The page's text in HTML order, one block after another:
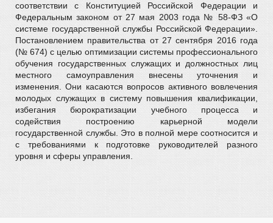
соответствии с Конституцией Российской Федерации и
Федеральным законом от 27 мая 2003 года № 58-ФЗ «О
системе государственной службы Российской Федерации».
Постановлением правительства от 27 сентября 2016 года
(№ 674) с целью оптимизации системы профессионального
обучения государственных служащих и должностных лиц
местного самоуправления внесены уточнения и
изменения. Они касаются вопросов активного вовлечения
молодых служащих в систему повышения квалификации,
избегания бюрократизации учебного процесса и
содействия построению карьерной модели
государственной службы. Это в полной мере соотносится и
с требованиями к подготовке руководителей разного
уровня и сферы управления.